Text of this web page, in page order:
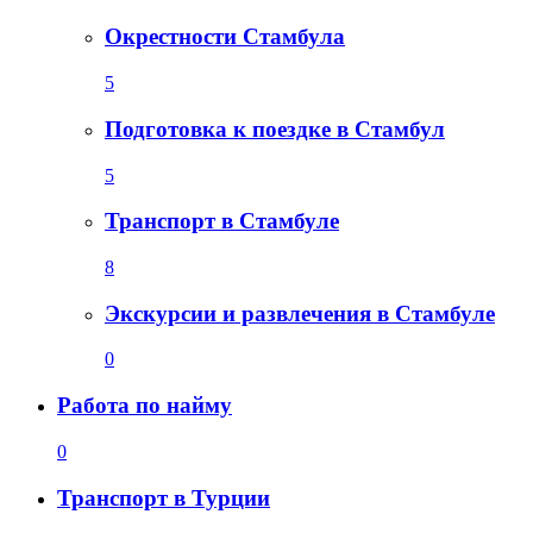
Окрестности Стамбула
5
Подготовка к поездке в Стамбул
5
Транспорт в Стамбуле
8
Экскурсии и развлечения в Стамбуле
0
Работа по найму
0
Транспорт в Турции